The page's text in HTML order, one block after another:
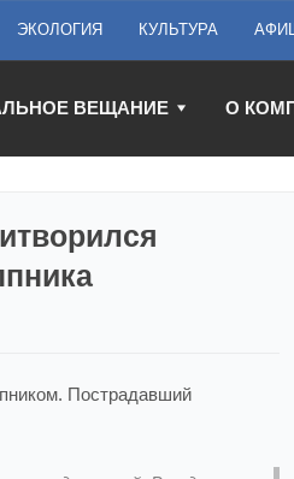
ЭКОЛОГИЯ КУЛЬТУРА
ВЕЩАНИЕ О
Пострадавший